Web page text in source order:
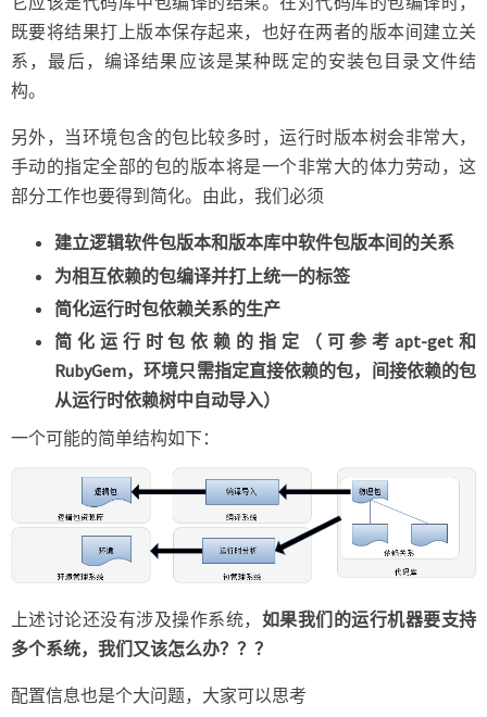
既要将结果打上版本保存起来，也好在两者的版本间建立关
系，最后，编译结果应该是某种既定的安装包目录文件结
构。
另外，当环境包含的包比较多时，运行时版本树会非常大，
手动的指定全部的包的版本将是一个非常大的体力劳动，这
部分工作也要得到简化。由此，我们必须
建立逻辑软件包版本和版本库中软件包版本间的关系
为相互依赖的包编译并打上统一的标签
简化运行时包依赖关系的生产
简化运行时包依赖的指定（可参考apt-get和
RubyGem，环境只需指定直接依赖的包，间接依赖的包
从运行时依赖树中自动导入）
一个可能的简单结构如下：
上述讨论还没有涉及操作系统， 如果我们的运行机器要支持
多个系统，我们又该怎么办？？？
配置信息也是个大问题，大家可以思考